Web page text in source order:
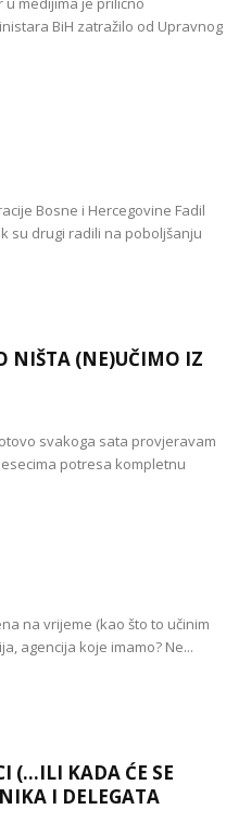
BiH zatražilo od Upravnog
Bosne i Hercegovine Fadil
su drugi radili na poboljšanju
NIŠTA (NE)UČIMO IZ
svakoga sata provjeravam
potresa kompletnu
na vrijeme (kao što to učinim
agencija koje imamo? Ne...
(…ILI KADA ĆE SE
I DELEGATA